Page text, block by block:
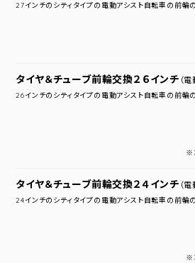
27インチのシティタイプの電動アシスト自転車の前輪
タイヤ＆チューブ前輪交換２６インチ （
26インチのシティタイプの電動アシスト自転車の前輪
※
タイヤ＆チューブ前輪交換２４インチ （
24インチのシティタイプの電動アシスト自転車の前輪
※